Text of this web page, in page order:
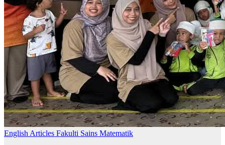
English Articles Fakulti Sains Matematik